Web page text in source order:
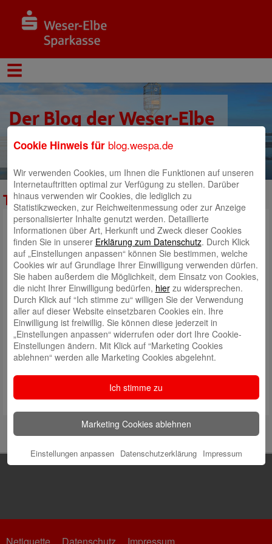
Der Blog der Weser-Elbe
Sparkasse
Tabelle_Fördertankstelle
Cookie Hinweis für blog.wespa.de
Wir verwenden Cookies, um Ihnen die Funktionen auf unseren
Internetauftritten optimal zur Verfügung zu stellen. Darüber
hinaus verwenden wir Cookies, die lediglich zu
Statistikzwecken, zur Reichweitenmessung oder zur Anzeige
personalisierter Inhalte genutzt werden. Detaillierte
Informationen über Art, Herkunft und Zweck dieser Cookies
finden Sie in unserer Erklärung zum Datenschutz. Durch Klick
auf „Einstellungen anpassen“ können Sie bestimmen, welche
Cookies wir auf Grundlage Ihrer Einwilligung verwenden dürfen.
Sie haben außerdem die Möglichkeit, dem Einsatz von Cookies,
die nicht Ihrer Einwilligung bedürfen, hierzu widersprechen.
Durch Klick auf “Ich stimme zu“ willigen Sie der Verwendung
aller auf dieser Website einsetzbaren Cookies ein. Ihre
Einwilligung ist freiwillig. Sie können diese jederzeit in
„Einstellungen anpassen“ widerrufen oder dort Ihre Cookie-
Einstellungen ändern. Mit Klick auf “Marketing Cookies
ablehnen“ werden alle Marketing Cookies abgelehnt.
Ich stimme zu
Marketing Cookies ablehnen
Einstellungen anpassen Datenschutzerklärung Impressum